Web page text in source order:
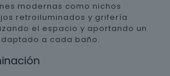
modernas como nichos
retroiluminados y grifería
el espacio y aportando un
a cada baño.